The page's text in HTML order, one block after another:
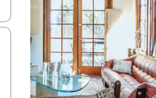
滑动手势浏览。